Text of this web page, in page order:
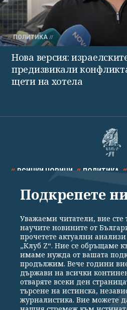
ПОЛИТИКА
Нова версия:
предизвикали
щети на хотела
ВСИЧКИ НОВИНИ ПОЛИТИКА
СПОРТ КУЛТУРА
Общи условия
Реклама
Партньори
Екип
Подкрепете
Уважаеми читатели, вие сте
научите новините от
прочетете актуални
„Клуб Z“. Ние се обръщаме
имаме нужда от вашата
продължим. Вече години
държави на всички
отваряте всеки ден
търсене на истинска,
журналистика. Вие можете